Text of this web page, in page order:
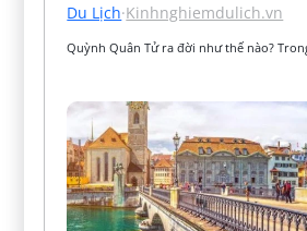
Du Lịch·Kinhnghiemdulich.vn
Quỳnh Quân Tử ra đời như thế nào?